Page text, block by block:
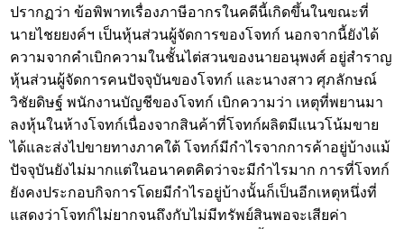
ปรากฏว่า ข้อพิพาทเรื่องภาษีอากรในคดีนี้เกิดขึ้นในขณะที่
นายไชยยงค์ฯ เป็นหุ้นส่วนผู้จัดการของโจทก์ นอกจากนี้ยังได้
ความจากคำเบิกความในชั้นไต่สวนของนายอนุพงศ์ อยู่สำราญ
หุ้นส่วนผู้จัดการคนปัจจุบันของโจทก์ และนางสาว ศุภลักษณ์
วิชัยดิษฐ์ พนักงานบัญชีของโจทก์ เบิกความว่า เหตุที่พยานมา
ลงหุ้นในห้างโจทก์เนื่องจากสินค้าที่โจทก์ผลิตมีแนวโน้มขาย
ได้และส่งไปขายทางภาคใต้ โจทก์มีกำไรจากการค้าอยู่บ้างแม้
ปัจจุบันยังไม่มากแต่ในอนาคตคิดว่าจะมีกำไรมาก การที่โจทก์
ยังคงประกอบกิจการโดยมีกำไรอยู่บ้างนั้นก็เป็นอีกเหตุหนึ่งที่
แสดงว่าโจทก์ไม่ยากจนถึงกับไม่มีทรัพย์สินพอจะเสียค่า